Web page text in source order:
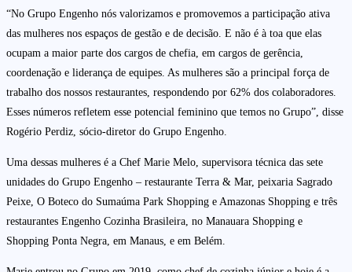
“No Grupo Engenho nós valorizamos e promovemos a participação ativa
das mulheres nos espaços de gestão e de decisão. E não é à toa que elas
ocupam a maior parte dos cargos de chefia, em cargos de gerência,
coordenação e liderança de equipes. As mulheres são a principal força de
trabalho dos nossos restaurantes, respondendo por 62% dos colaboradores.
Esses números refletem esse potencial feminino que temos no Grupo”, disse
Rogério Perdiz, sócio-diretor do Grupo Engenho.
Uma dessas mulheres é a Chef Marie Melo, supervisora técnica das sete
unidades do Grupo Engenho – restaurante Terra & Mar, peixaria Sagrado
Peixe, O Boteco do Sumaúma Park Shopping e Amazonas Shopping e três
restaurantes Engenho Cozinha Brasileira, no Manauara Shopping e
Shopping Ponta Negra, em Manaus, e em Belém.